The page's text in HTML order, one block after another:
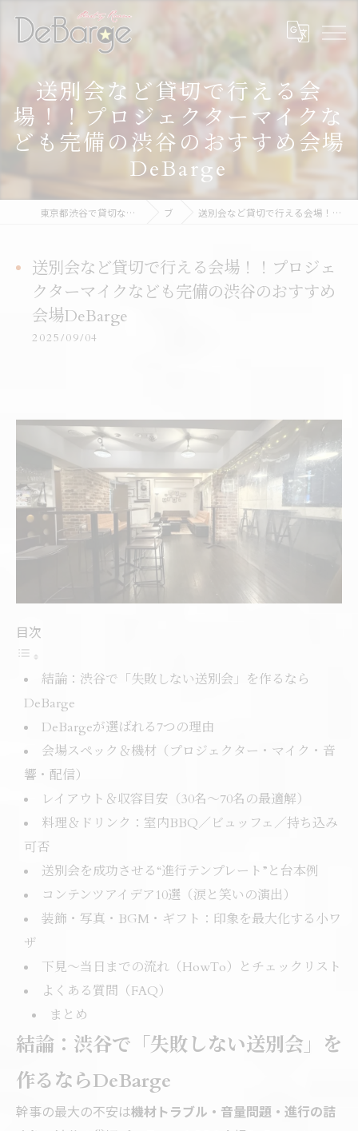
送別会など貸切で行える会
場！！プロジェクターマイクな
ども完備の渋谷のおすすめ会場
DeBarge
東京都渋谷で貸切なら渋谷貸切パーティー＆BBQデバージ - DeBarge ブログ 送別会など貸切で行える会場！！プロジェクターマイクなども完備の渋谷のおすすめ会場DeBarge
送別会など貸切で行える会場！！プロジェ
クターマイクなども完備の渋谷のおすすめ
会場DeBarge
2025/09/04
目次
結論：渋谷で「失敗しない送別会」を作るなら
DeBarge
DeBargeが選ばれる7つの理由
会場スペック＆機材（プロジェクター・マイク・音
響・配信）
レイアウト＆収容目安（30名〜70名の最適解）
料理＆ドリンク：室内BBQ／ビュッフェ／持ち込み
可否
送別会を成功させる“進行テンプレート”と台本例
コンテンツアイデア10選（涙と笑いの演出）
装飾・写真・BGM・ギフト：印象を最大化する小ワ
ザ
下見～当日までの流れ（HowTo）とチェックリスト
よくある質問（FAQ）
まとめ
結論：渋谷で「失敗しない送別会」を
作るならDeBarge
幹事の最大の不安は機材トラブル・音量問題・進行の詰